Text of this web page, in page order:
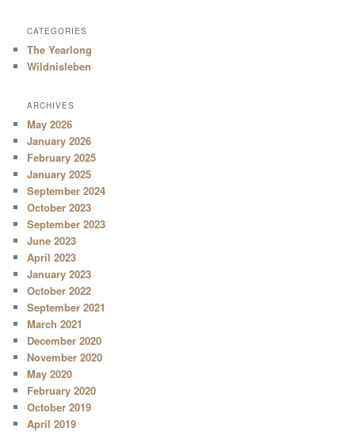
CATEGORIES
The Yearlong
Wildnisleben
ARCHIVES
May 2026
January 2026
February 2025
January 2025
September 2024
October 2023
September 2023
June 2023
April 2023
January 2023
October 2022
September 2021
March 2021
December 2020
November 2020
May 2020
February 2020
October 2019
April 2019